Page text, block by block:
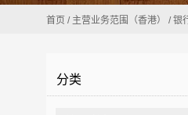
首页 / 主营业务范围（香港） /银
分类